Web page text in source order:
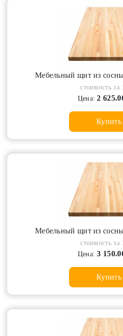
Мебельный щит из
стоимость за
Цена:2
Купить
Мебельный щит из
стоимость за
Цена:3
Купить